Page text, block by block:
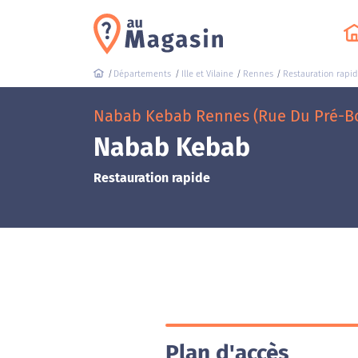
Départements Ille et Vilaine Rennes Restauration
Nabab Kebab Rennes (Rue Du Pré-
Nabab Kebab
Restauration rapide